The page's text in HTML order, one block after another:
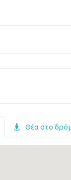
Θέα στο